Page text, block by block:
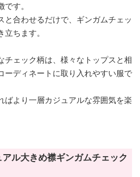
す。
と合わせるだけで、ギンガムチェッ
ちます。
チェック柄は、様々なトップスと相
ーディネートに取り入れやすい服で
ばより一層カジュアルな雰囲気を楽
ル大きめ襟ギンガムチェック